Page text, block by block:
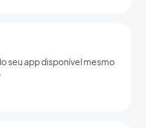
seu app disponível mesmo